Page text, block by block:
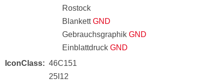
Rostock
BlankettGND
Gebrauchsgraphik GND
Einblattdruck GND
IconClass
46C151
25I12